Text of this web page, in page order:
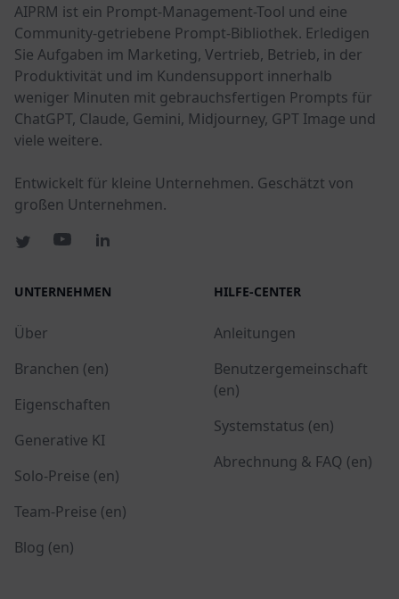
AIPRM ist ein Prompt-Management-Tool und eine
Community-getriebene Prompt-Bibliothek. Erledigen
Sie Aufgaben im Marketing, Vertrieb, Betrieb, in der
Produktivität und im Kundensupport innerhalb
weniger Minuten mit gebrauchsfertigen Prompts für
ChatGPT, Claude, Gemini, Midjourney, GPT Image und
viele weitere.
Entwickelt für kleine Unternehmen. Geschätzt von
großen Unternehmen.
UNTERNEHMEN
Über
Branchen (en)
Eigenschaften
Generative KI
Solo-Preise (en)
Team-Preise (en)
Blog (en)
HILFE-CENTER
Anleitungen
Benutzergemeinschaft
(en)
Systemstatus (en)
Abrechnung & FAQ (en)